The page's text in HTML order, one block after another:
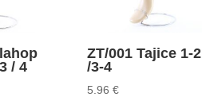
/ 4
ZT/001 Tajice 1-2
/3-4
5.96€